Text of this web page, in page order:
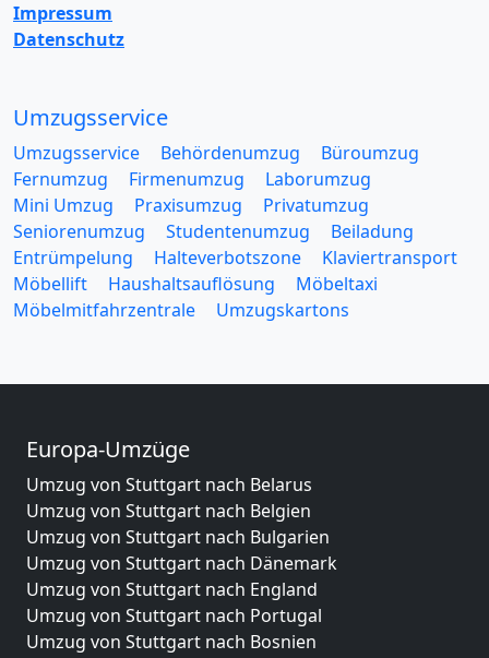
Impressum
Datenschutz
Umzugsservice
Umzugsservice Behördenumzug
Büroumzug
Fernumzug
Firmenumzug
Laborumzug
Mini Umzug
Praxisumzug
Privatumzug
Seniorenumzug
Studentenumzug
Beiladung
Entrümpelung
Halteverbotszone
Klaviertransport
Möbellift
Haushaltsauflösung
Möbeltaxi
Möbelmitfahrzentrale
Umzugskartons
Europa-Umzüge
Umzug von Stuttgart nach Belarus
Umzug von Stuttgart nach Belgien
Umzug von Stuttgart nach Bulgarien
Umzug von Stuttgart nach Dänemark
Umzug von Stuttgart nach England
Umzug von Stuttgart nach Portugal
Umzug von Stuttgart nach Bosnien